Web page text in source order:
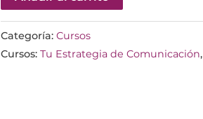
Categoría: Cursos
Cursos: Tu Estrategia de Comunicación,